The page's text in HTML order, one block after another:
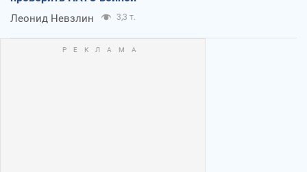
Леонид Невзлин 3,3 т.